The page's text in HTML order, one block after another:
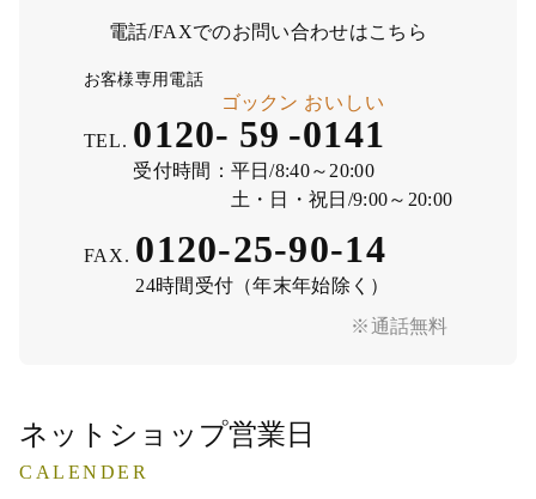
電話/FAXでのお問い合わせはこちら
※通話無料
お客様専用電話
TEL. 0120- 59
ゴックン
-0141
おいしい
受付時間： 平日/8:40～20:00
土・日・祝日/9:00～20:00
FAX. 0120-25-90-14
24時間受付（年末年始除く）
ネットショップ営業日
CALENDER